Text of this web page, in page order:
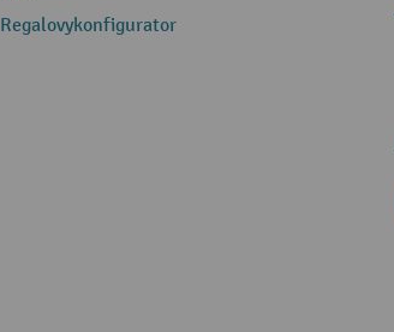
Regalovykonfigurator